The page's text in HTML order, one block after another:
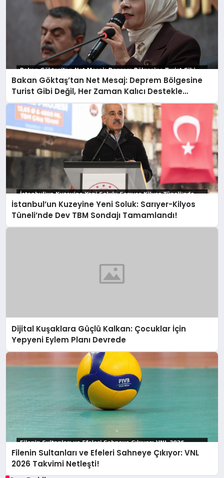
Bakan Göktaş’tan Net Mesaj: Deprem Bölgesine
Turist Gibi Değil, Her Zaman Kalıcı Destekle
Gidiyoruz!
İstanbul’un Kuzeyine Yeni Soluk: Sarıyer-Kilyos
Tüneli’nde Dev TBM Sondajı Tamamlandı!
Dijital Kuşaklara Güçlü Kalkan: Çocuklar İçin
Yepyeni Eylem Planı Devrede
Filenin Sultanları ve Efeleri Sahneye Çıkıyor: VNL
2026 Takvimi Netleşti!